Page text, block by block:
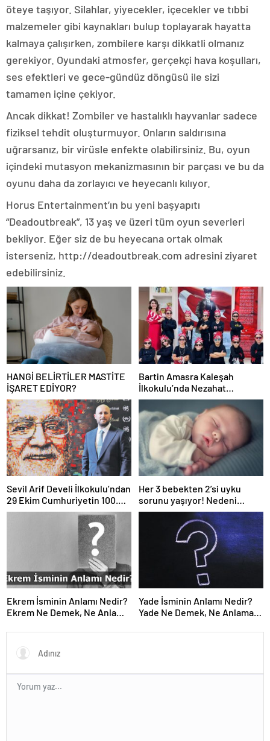
öteye taşıyor. Silahlar, yiyecekler, içecekler ve tıbbi
malzemeler gibi kaynakları bulup toplayarak hayatta
kalmaya çalışırken, zombilere karşı dikkatli olmanız
gerekiyor. Oyundaki atmosfer, gerçekçi hava koşulları,
ses efektleri ve gece-gündüz döngüsü ile sizi
tamamen içine çekiyor.
Ancak dikkat! Zombiler ve hastalıklı hayvanlar sadece
fiziksel tehdit oluşturmuyor. Onların saldırısına
uğrarsanız, bir virüsle enfekte olabilirsiniz. Bu, oyun
içindeki mutasyon mekanizmasının bir parçası ve bu da
oyunu daha da zorlayıcı ve heyecanlı kılıyor.
Horus Entertainment’ın bu yeni başyapıtı
“Deadoutbreak”, 13 yaş ve üzeri tüm oyun severleri
bekliyor. Eğer siz de bu heyecana ortak olmak
isterseniz, http://deadoutbreak.com adresini ziyaret
edebilirsiniz.
HANGİ BELİRTİLER MASTİTE
İŞARET EDİYOR?
Bartin Amasra Kaleşah
İlkokulu’nda Nezahat
Öğretmen’den Eğitimde
Uluslararası Başarı
Sevil Arif Develi İlkokulu’ndan
29 Ekim Cumhuriyetin 100.
yılına özel hazırlık!
Her 3 bebekten 2’si uyku
sorunu yaşıyor! Nedeni
‘anneler’ olabilir
Ekrem İsminin Anlamı Nedir?
Ekrem Ne Demek, Ne Anlama
Yade İsminin Anlamı Nedir?
Yade Ne Demek, Ne Anlama